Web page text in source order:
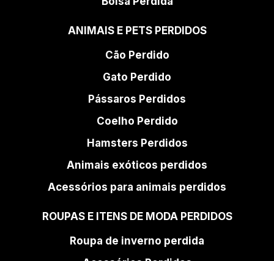
ANIMAIS E PETS PERDIDOS
Cão Perdido
Gato Perdido
Pássaros Perdidos
Coelho Perdido
Hamsters Perdidos
Animais exóticos perdidos
Acessórios para animais perdidos
ROUPAS E ITENS DE MODA PERDIDOS
Roupa de inverno perdida